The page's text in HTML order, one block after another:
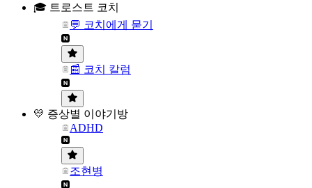
🎓 트로스트 코치
💬 코치에게 묻기
📰 코치 칼럼
💛 증상별 이야기방
ADHD
조현병